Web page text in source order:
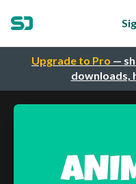
Upgrade to Pro —
downloads,